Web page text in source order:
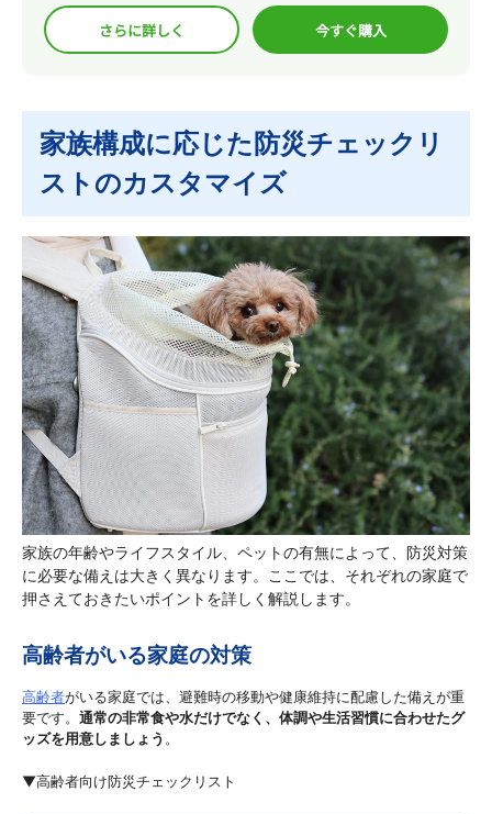
さらに詳しく 今すぐ購入
家族構成に応じた防災チェックリ
ストのカスタマイズ
家族の年齢やライフスタイル、ペットの有無によって、防災対策
に必要な備えは大きく異なります。ここでは、それぞれの家庭で
押さえておきたいポイントを詳しく解説します。
高齢者がいる家庭の対策
高齢者がいる家庭では、避難時の移動や健康維持に配慮した備えが重
要です。 通常の非常食や水だけでなく、体調や生活習慣に合わせたグ
ッズを用意しましょう 。
▼高齢者向け防災チェックリスト